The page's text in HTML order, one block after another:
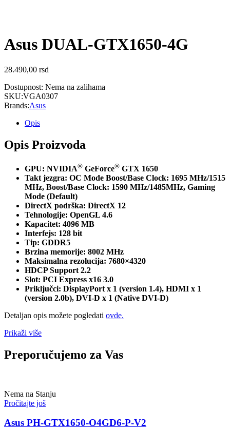
Asus DUAL-GTX1650-4G
28.490,00 rsd
Dostupnost: Nema na zalihama
SKU:VGA0307
Brands:Asus
Opis
Opis Proizvoda
GPU: NVIDIA® GeForce® GTX 1650
Takt jezgra: OC Mode Boost/Base Clock: 1695 MHz/1515
MHz, Boost/Base Clock: 1590 MHz/1485MHz, Gaming
Mode (Default)
DirectX podrška: DirectX 12
Tehnologije: OpenGL 4.6
Kapacitet: 4096 MB
Interfejs: 128 bit
Tip: GDDR5
Brzina memorije: 8002 MHz
Maksimalna rezolucija: 7680×4320
HDCP Support 2.2
Slot: PCI Express x16 3.0
Priključci: DisplayPort x 1 (version 1.4), HDMI x 1
(version 2.0b), DVI-D x 1 (Native DVI-D)
Detaljan opis možete pogledati ovde.
Prikaži više
Preporučujemo za Vas
Nema na Stanju
Pročitajte još
Asus PH-GTX1650-O4GD6-P-V2